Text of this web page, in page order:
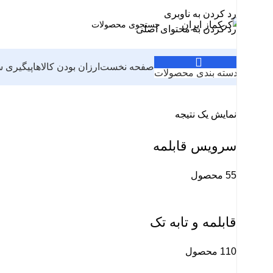
رد کردن به ناوبری
رد کردن به محتوای اصلی
دسته بندی محصولات
صفحه نخست ارزان بودن کالاها
نمایش یک نتیجه
سرویس قابلمه
55 محصول
قابلمه و تابه تک
110 محصول